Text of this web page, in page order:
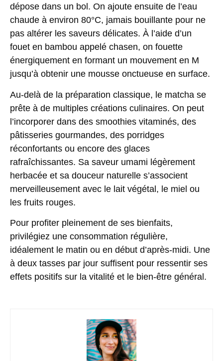
dépose dans un bol. On ajoute ensuite de l’eau
chaude à environ 80°C, jamais bouillante pour ne
pas altérer les saveurs délicates. À l’aide d’un
fouet en bambou appelé chasen, on fouette
énergiquement en formant un mouvement en M
jusqu’à obtenir une mousse onctueuse en surface.
Au-delà de la préparation classique, le matcha se
prête à de multiples créations culinaires. On peut
l’incorporer dans des smoothies vitaminés, des
pâtisseries gourmandes, des porridges
réconfortants ou encore des glaces
rafraîchissantes. Sa saveur umami légèrement
herbacée et sa douceur naturelle s’associent
merveilleusement avec le lait végétal, le miel ou
les fruits rouges.
Pour profiter pleinement de ses bienfaits,
privilégiez une consommation régulière,
idéalement le matin ou en début d’après-midi. Une
à deux tasses par jour suffisent pour ressentir ses
effets positifs sur la vitalité et le bien-être général.